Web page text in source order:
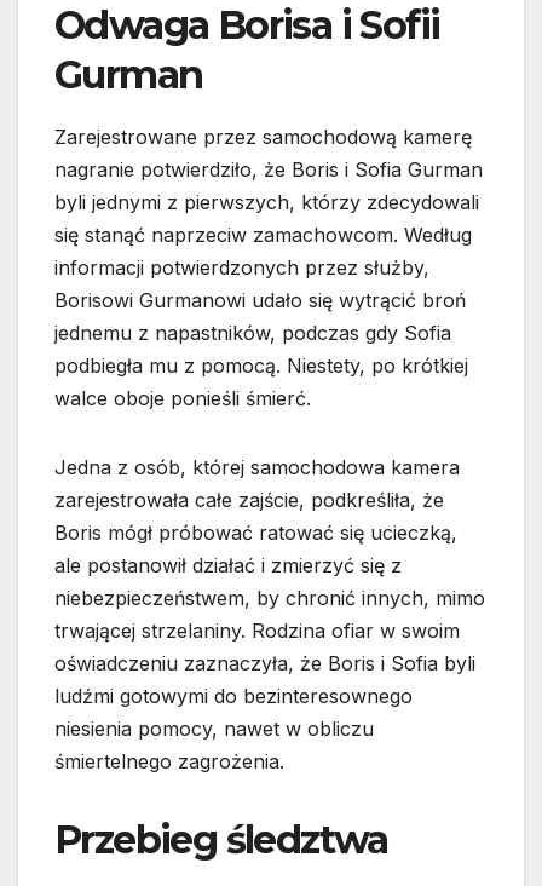
Odwaga Borisa i Sofii
Gurman
Zarejestrowane przez samochodową kamerę
nagranie potwierdziło, że Boris i Sofia Gurman
byli jednymi z pierwszych, którzy zdecydowali
się stanąć naprzeciw zamachowcom. Według
informacji potwierdzonych przez służby,
Borisowi Gurmanowi udało się wytrącić broń
jednemu z napastników, podczas gdy Sofia
podbiegła mu z pomocą. Niestety, po krótkiej
walce oboje ponieśli śmierć.
Jedna z osób, której samochodowa kamera
zarejestrowała całe zajście, podkreśliła, że
Boris mógł próbować ratować się ucieczką,
ale postanowił działać i zmierzyć się z
niebezpieczeństwem, by chronić innych, mimo
trwającej strzelaniny. Rodzina ofiar w swoim
oświadczeniu zaznaczyła, że Boris i Sofia byli
ludźmi gotowymi do bezinteresownego
niesienia pomocy, nawet w obliczu
śmiertelnego zagrożenia.
Przebieg śledztwa